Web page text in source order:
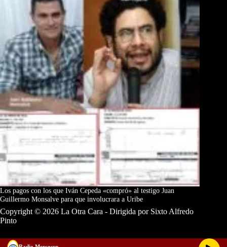
Los pagos con los que Iván Cepeda «compró» al testigo Juan
Guillermo Monsalve para que involucrara a Uribe
Copyright © 2026 La Otra Cara - Dirigida por Sixto Alfredo
Pinto